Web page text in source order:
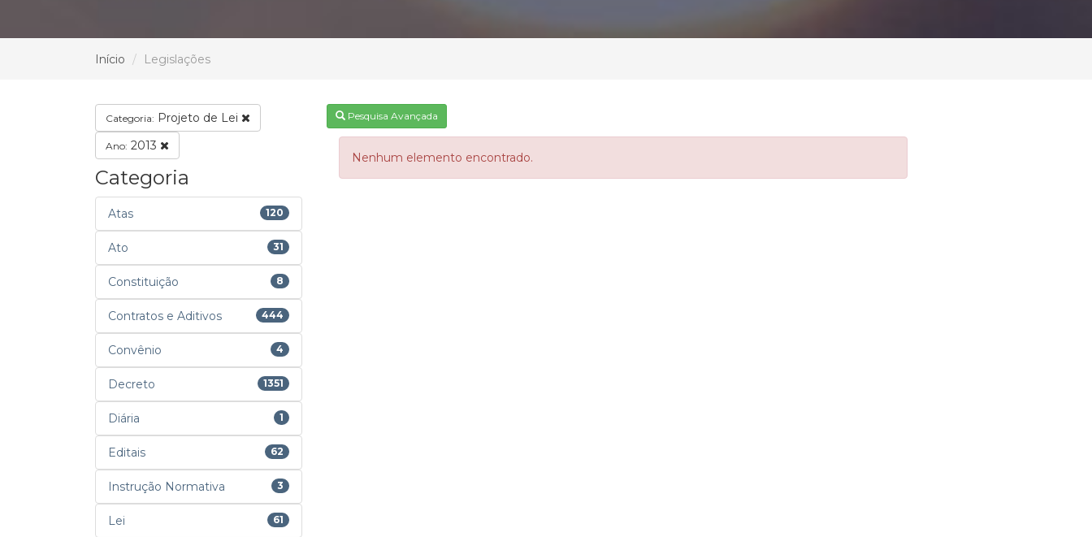
Início Legislações
Categoria: Projeto de Lei
Ano: 2013
Categoria
Atas 120
Ato 31
Constituição 8
Contratos e Aditivos 444
Convênio 4
Decreto 1351
Diária 1
Editais 62
Instrução Normativa 3
Lei 61
Pesquisa Avançada
Nenhum elemento encontrado.